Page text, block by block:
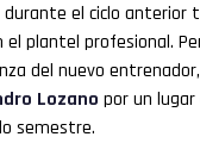
el ciclo anterior
plantel profesional.
del nuevo
Lozano por un
semestre.